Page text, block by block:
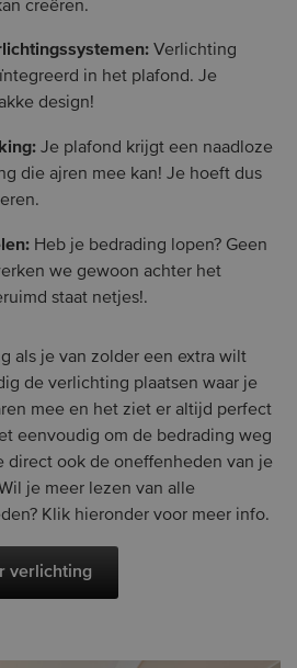
creëren.
Verlichting
in het plafond. Je
design!
Je plafond krijgt een naadloze
die ajren mee kan! Je hoeft dus
Heb je bedrading lopen? Geen
we gewoon achter het
staat netjes!.
als je van zolder een extra wilt
de verlichting plaatsen waar je
mee en het ziet er altijd perfect
eenvoudig om de bedrading weg
direct ook de oneffenheden van je
je meer lezen van alle
Klik hieronder voor meer info.
verlichting